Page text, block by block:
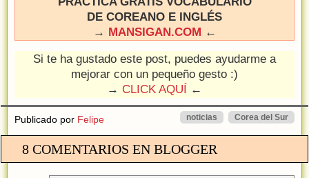
DE COREANO E INGLÉS
→ MANSIGAN.COM ←
Si te ha gustado este post, puedes ayudarme a
mejorar con un pequeño gesto :)
→ CLICK AQUÍ ←
Publicado por Felipe Corea del Sur
noticias
8 COMENTARIOS EN BLOGGER